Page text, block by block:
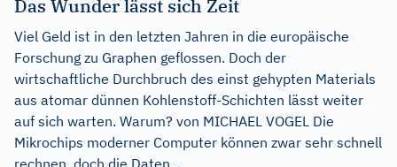
Das Wunder lässt sich Zeit
Viel Geld ist in den letzten Jahren in die europäische
Forschung zu Graphen geflossen. Doch der
wirtschaftliche Durchbruch des einst gehypten Materials
aus atomar dünnen Kohlenstoff-Schichten lässt weiter
auf sich warten. Warum? von MICHAEL VOGEL Die
Mikrochips moderner Computer können zwar sehr schnell
rechnen, doch die Daten...